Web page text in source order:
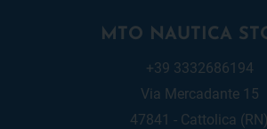
MTO NAUTICA
+39 3332686194
Via Mercadante 15
47841 - Cattolica (RN)